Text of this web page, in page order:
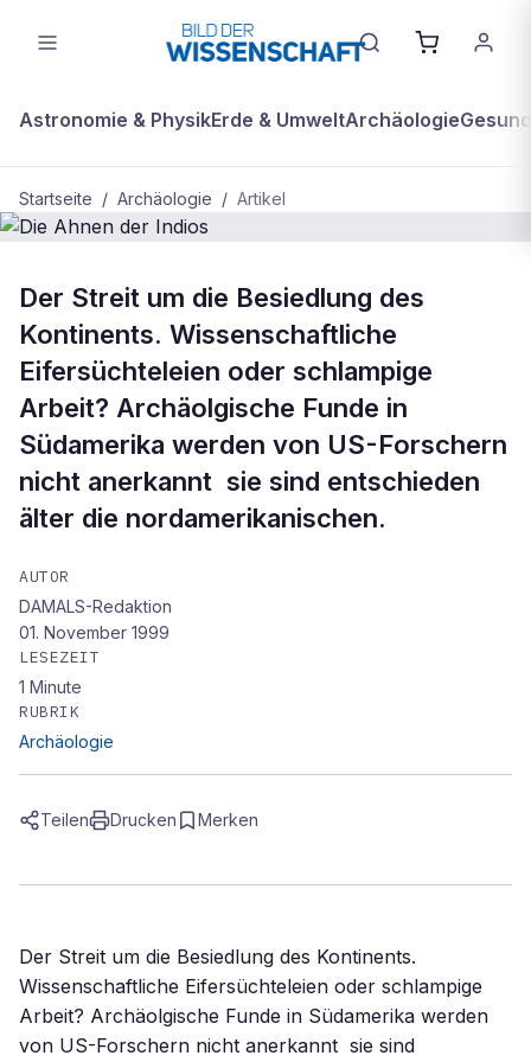
Astronomie & PhysikErde & UmweltArchäologie
Startseite / Archäologie / Artikel
Die Ahnen der Indios
Der Streit um die Besiedlung des
Kontinents. Wissenschaftliche
Eifersüchteleien oder schlampige
Arbeit? Archäolgische Funde in
Südamerika werden von US-Forschern
nicht anerkannt  sie sind entschieden
älter die nordamerikanischen.
AUTOR
DAMALS-Redaktion
01. November 1999
LESEZEIT
1 Minute
RUBRIK
Archäologie
Teilen Drucken Merken
Der Streit um die Besiedlung des Kontinents.
Wissenschaftliche Eifersüchteleien oder schlampige
Arbeit? Archäolgische Funde in Südamerika werden
von US-Forschern nicht anerkannt  sie sind